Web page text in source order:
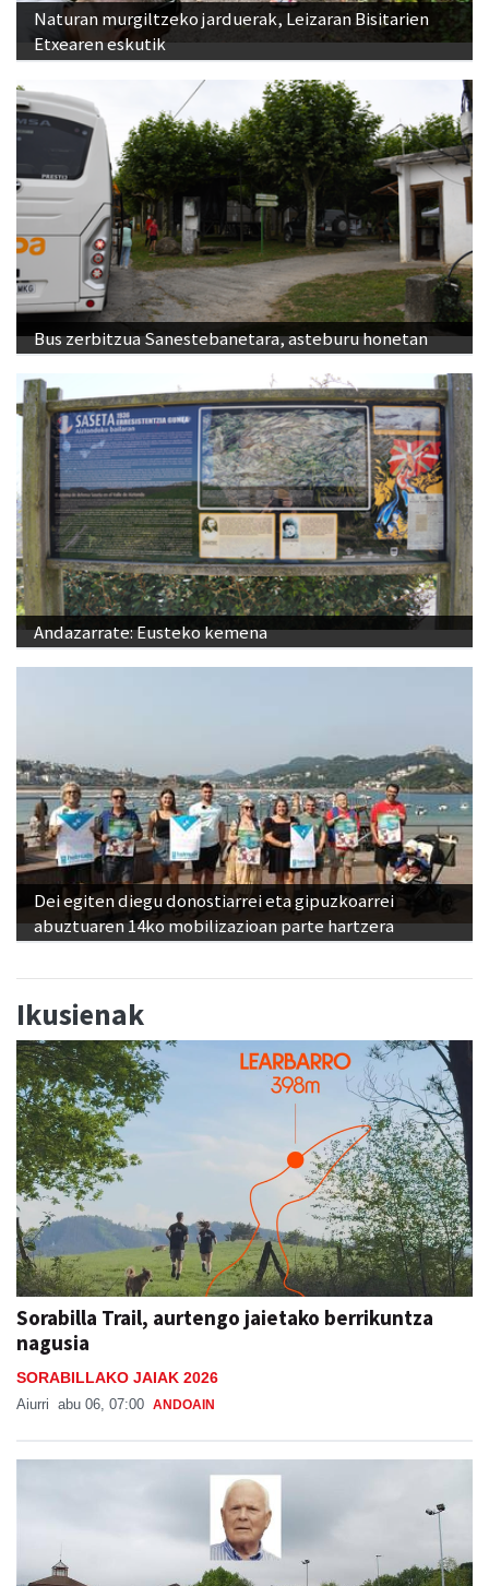
Naturan murgiltzeko jarduerak, Leizaran Bisitarien
Etxearen eskutik
Bus zerbitzua Sanestebanetara, asteburu honetan
Andazarrate: Eusteko kemena
Dei egiten diegu donostiarrei eta gipuzkoarrei
abuztuaren 14ko mobilizazioan parte hartzera
Ikusienak
Sorabilla Trail, aurtengo jaietako berrikuntza
nagusia
SORABILLAKO JAIAK 2026
Aiurri abu 06, 07:00 ANDOAIN